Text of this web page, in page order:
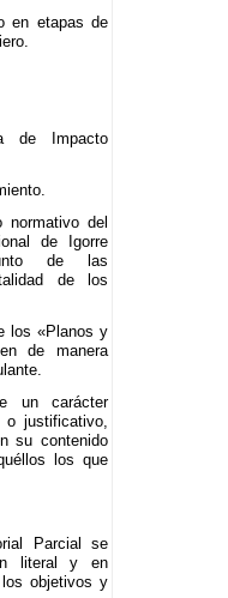
en etapas de
de Impacto
normativo del
de Igorre
de las
de los
los «Planos y
de manera
un carácter
o justificativo,
su contenido
los que
Parcial se
literal y en
objetivos y